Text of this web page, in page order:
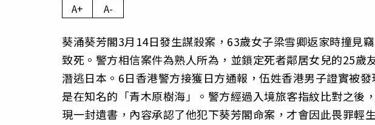
A+ A-
葵涌葵芳閣3月14日發生謀殺案，63歲女子梁雪卿返家時撞見
致死。警方相信案件為熟人所為，並鎖定死者鄰居女兒的25歲
潛逃日本。6日香港警方接獲日方通報，伍姓香港男子證實被
是在知名的「青木原樹海」。警方經過入境旅客指紋比對之後
現一封遺書，內容承認了他犯下葵芳閣命案，才會因此畏罪輕